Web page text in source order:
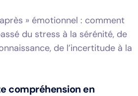
» émotionnel : comment
du stress à la sérénité, de
de l’incertitude à la
compréhension en